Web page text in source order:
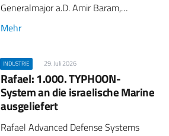
Generalmajor a.D. Amir Baram,…
Mehr
INDUSTRIE 29. Juli 2026
Rafael: 1.000. TYPHOON-
System an die israelische Marine
ausgeliefert
Rafael Advanced Defense Systems